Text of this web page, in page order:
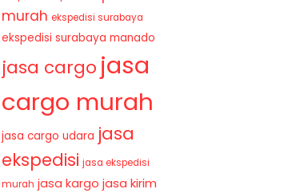
murah ekspedisi surabaya
ekspedisi surabaya manado
jasa cargo jasa
cargo murah
jasa cargo udara jasa
ekspedisi jasa ekspedisi
murah jasa kargo jasa kirim